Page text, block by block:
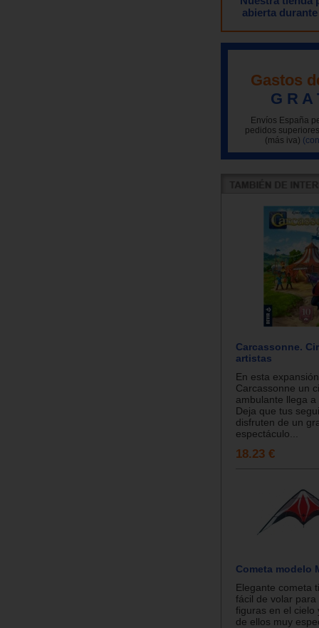
abierta
Gastos
G R A
Envíos España
pedidos
(más iva)
Carcassonne.
artistas
En esta
Carcassonne un
ambulante llega
Deja que tus
disfruten de un
espectáculo...
18.23 €
Cometa modelo
Elegante cometa
fácil de volar
figuras en el cielo
de ellos muy